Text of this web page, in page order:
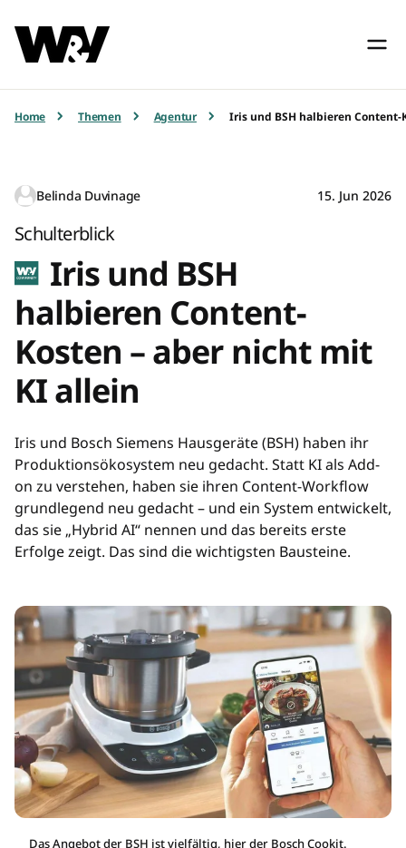
Home Themen Agentur Iris und BSH halbieren
Belinda Duvinage 15. Jun 2026
Schulterblick
Iris und BSH
halbieren Content-
Kosten – aber nicht mit
KI allein
Iris und Bosch Siemens Hausgeräte (BSH) haben ihr
Produktionsökosystem neu gedacht. Statt KI als Add-
on zu verstehen, haben sie ihren Content-Workflow
grundlegend neu gedacht – und ein System entwickelt,
das sie „Hybrid AI“ nennen und das bereits erste
Erfolge zeigt. Das sind die wichtigsten Bausteine.
Das Angebot der BSH ist vielfältig, hier der Bosch Cookit.